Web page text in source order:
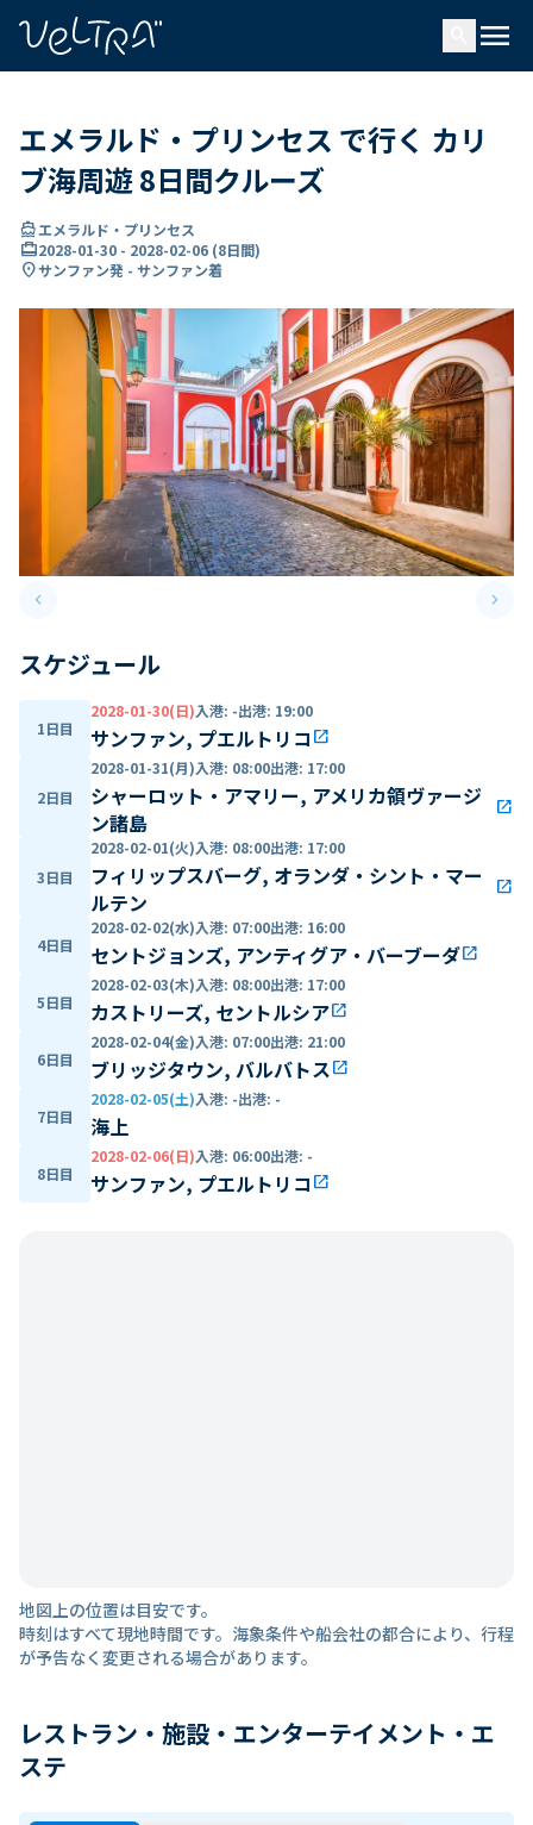
menu
エメラルド・プリンセス で行く カリ
ブ海周遊 8日間クルーズ
directions_boatエメラルド・プリンセス
card_travel2028-01-30 - 2028-02-06 (8日間)
location_onサンファン発 - サンファン着
keyboard_arrow_leftPrevious slide keyboard_arrow_right
スケジュール
1日目
2028-01-30(日)入港: -出港: 19:00
サンファン, プエルトリコ open_in_new
2日目
2028-01-31(月)入港: 08:00出港: 17:00
シャーロット・アマリー, アメリカ領ヴァージ
ン諸島
open_in_new
3日目
2028-02-01(火)入港: 08:00出港: 17:00
フィリップスバーグ, オランダ・シント・マー
ルテン
open_in_new
4日目
2028-02-02(水)入港: 07:00出港: 16:00
セントジョンズ, アンティグア・バーブーダopen_in_new
5日目
2028-02-03(木)入港: 08:00出港: 17:00
カストリーズ, セントルシアopen_in_new
6日目
2028-02-04(金)入港: 07:00出港: 21:00
ブリッジタウン, バルバトスopen_in_new
7日目
2028-02-05(土)入港: -出港: -
海上
8日目
2028-02-06(日)入港: 06:00出港: -
サンファン, プエルトリコ open_in_new
地図上の位置は目安です。
時刻はすべて現地時間です。海象条件や船会社の都合により、行程
が予告なく変更される場合があります。
レストラン・施設・エンターテイメント・エ
ステ